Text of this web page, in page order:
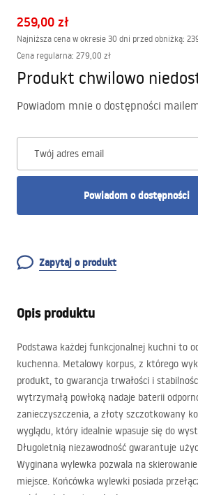
259,00 zł
Najniższa cena w okresie 30 dni przed obniżką:
Cena regularna: 279,00 zł
Produkt chwilowo
Powiadom mnie o dostępności
Twój adres email
Powiadom o dostępności
Zapytaj o produkt
Opis produktu
Podstawa każdej funkcjonalnej kuchni to
kuchenna. Metalowy korpus, z którego
produkt, to gwarancja trwałości i
wytrzymałą powłoką nadaje baterii
zanieczyszczenia, a złoty szczotkowany
wyglądu, który idealnie wpasuje się do
Długoletnią niezawodność gwarantuje
Wyginana wylewka pozwala na
miejsce. Końcówka wylewki posiada